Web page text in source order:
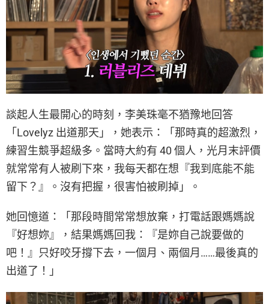
談起人生最開心的時刻，李美珠毫不猶豫地回答
「Lovelyz 出道那天」，她表示：「那時真的超激烈，
練習生競爭超級多。當時大約有 40 個人，光月末評價
就常常有人被刷下來，我每天都在想『我到底能不能
留下？』。沒有把握，很害怕被刷掉」。
她回憶道：「那段時間常常想放棄，打電話跟媽媽說
『好想妳』，結果媽媽回我：『是妳自己說要做的
吧！』只好咬牙撐下去，一個月、兩個月……最後真的
出道了！」